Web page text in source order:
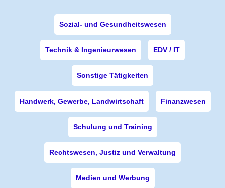
Sozial- und Gesundheitswesen
Technik & Ingenieurwesen EDV / IT
Sonstige Tätigkeiten
Handwerk, Gewerbe, Landwirtschaft Finanzwesen
Schulung und Training
Rechtswesen, Justiz und Verwaltung
Medien und Werbung